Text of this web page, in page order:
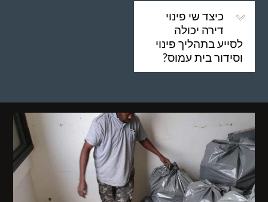
כיצד שי פינוי
דירה יכולה
לסייע בתהליך פינוי
וסידור בית עמוס?